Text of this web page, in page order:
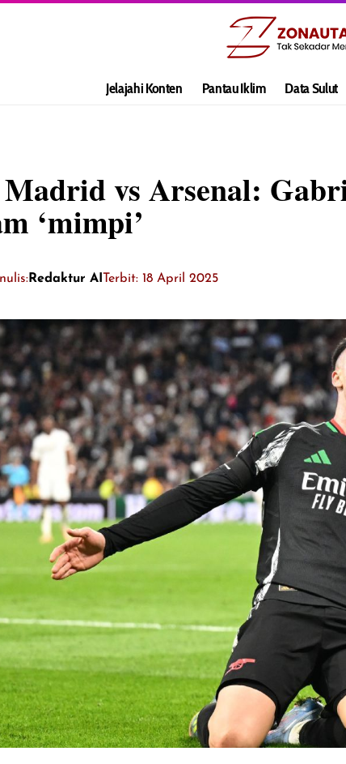
Jelajahi Konten Pantau Iklim Data Sulut
Madrid vs Arsenal:
‘mimpi’
Redaktur AI Terbit: 18 April 2025